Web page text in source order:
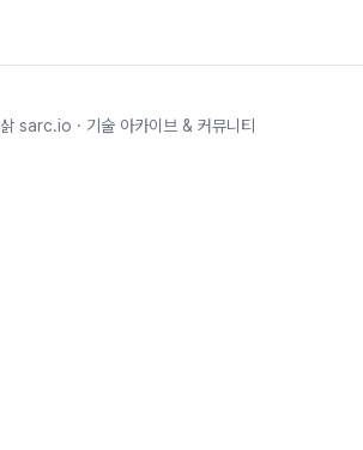
삵 sarc.io · 기술 아카이브 & 커뮤니티